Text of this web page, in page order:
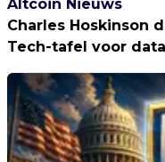
Altcoin Nieuws
Charles Hoskinson
Tech-tafel voor